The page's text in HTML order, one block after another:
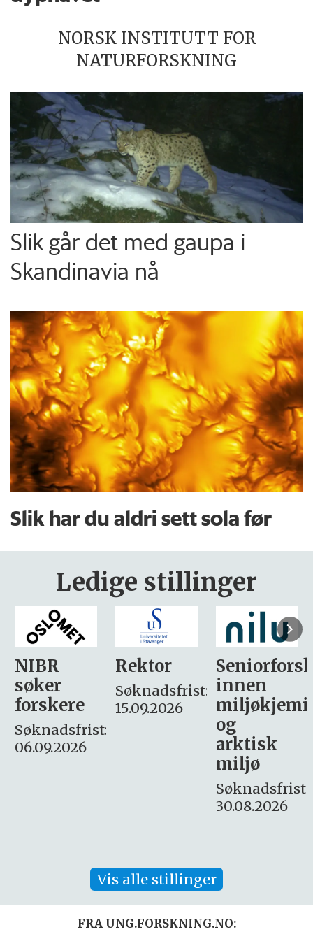
NORSK INSTITUTT FOR
NATURFORSKNING
Slik går det med gaupa i
Skandinavia nå
Slik har du aldri sett sola før
Ledige stillinger
Rektor
Søknadsfrist:
15.09.2026
Seniorforsker
innen
miljøkjemi
søker
– fast
Søknadsfrist:
16. august.
Vis alle stillinger
FRA UNG.FORSKNING.NO: